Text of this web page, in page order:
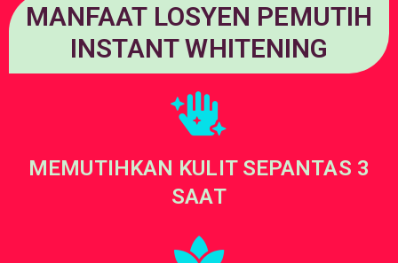
MANFAAT LOSYEN PEMUTIH
INSTANT WHITENING
MEMUTIHKAN KULIT SEPANTAS 3
SAAT